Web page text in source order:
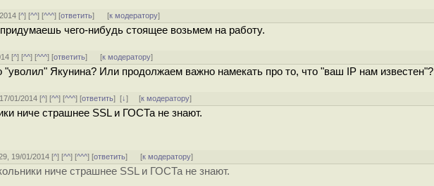
[^] [^^] [^^^] [ответить] [к модератору]
чего-нибудь стоящее возьмем на работу.
[^] [^^] [^^^] [ответить] [к модератору]
"уволил" Якунина? Или продолжаем важно намекать про то, что "ваш IP нам известен"?
01/2014 [^] [^^] [^^^] [ответить][↓] [к модератору]
ниче страшнее SSL и ГОСТа не знают.
19/01/2014 [^] [^^] [^^^] [ответить] [к модератору]
ниче страшнее SSL и ГОСТа не знают.